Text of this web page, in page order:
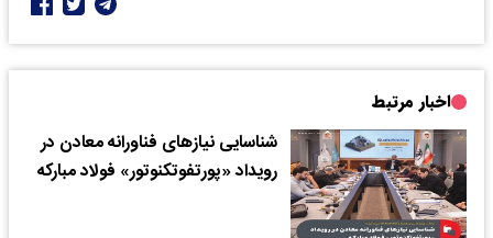
اخبار مرتبط
شناسایی نیازهای فناورانه معادن در
رویداد «پورتفوتکنوتور» فولاد مبارکه